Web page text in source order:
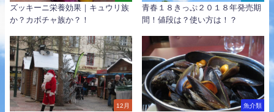
ズッキーニ栄養効果｜キュウリ族
か？カボチャ族か？！
青春１８きっぷ２０１８年発売期
間！値段は？使い方は！？
12月 魚介類